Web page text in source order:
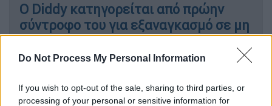
Do Not Process My Personal Information
If you wish to opt-out of the sale, sharing to third parties, or
processing of your personal or sensitive information for
Ο Diddy κατηγορείται από πρώην
σύντροφο του για εξαναγκασμό σε μη
συναινετική σεξουαλική πράξη και
απειλές